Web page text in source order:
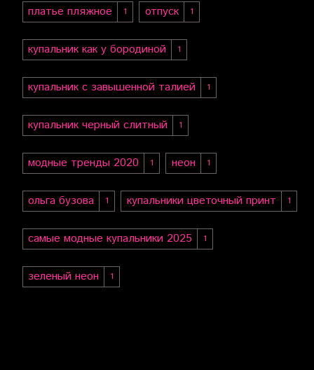
платье пляжное 1 отпуск 1
купальник как у бородиной 1
купальник с завышенной талией 1
купальник черный слитный 1
модные тренды 2020 1 неон 1
ольга бузова 1 купальники цветочный принт 1
самые модные купальники 2025 1
зеленый неон 1